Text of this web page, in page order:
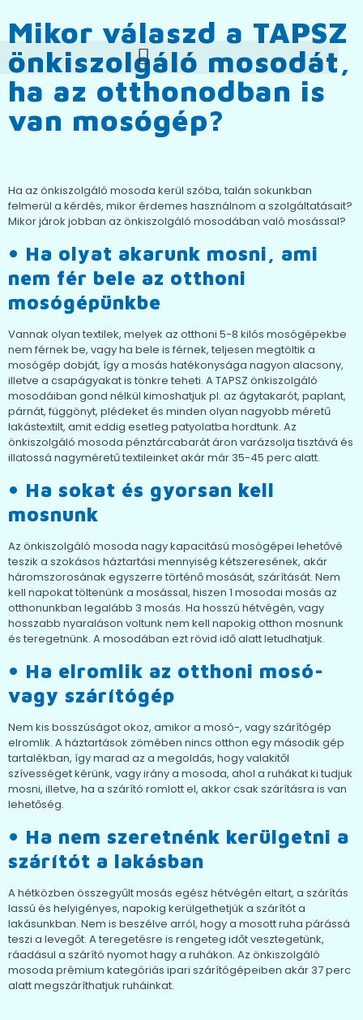
Mikor válaszd a TAPSZ
önkiszolgáló mosodát,
ha az otthonodban is
van mosógép?
Ha az önkiszolgáló mosoda kerül szóba, talán sokunkban
felmerül a kérdés, mikor érdemes használnom a szolgáltatásait?
Mikor járok jobban az önkiszolgáló mosodában való mosással?
• Ha olyat akarunk mosni, ami
nem fér bele az otthoni
mosógépünkbe
Vannak olyan textilek, melyek az otthoni 5-8 kilós mosógépekbe
nem férnek be, vagy ha bele is férnek, teljesen megtöltik a
mosógép dobját, így a mosás hatékonysága nagyon alacsony,
illetve a csapágyakat is tönkre teheti. A TAPSZ önkiszolgáló
mosodáiban gond nélkül kimoshatjuk pl. az ágytakarót, paplant,
párnát, függönyt, plédeket és minden olyan nagyobb méretű
lakástextilt, amit eddig esetleg patyolatba hordtunk. Az
önkiszolgáló mosoda pénztárcabarát áron varázsolja tisztává és
illatossá nagyméretű textileinket akár már 35-45 perc alatt.
• Ha sokat és gyorsan kell
mosnunk
Az önkiszolgáló mosoda nagy kapacitású mosógépei lehetővé
teszik a szokásos háztartási mennyiség kétszeresének, akár
háromszorosának egyszerre történő mosását, szárítását. Nem
kell napokat töltenünk a mosással, hiszen 1 mosodai mosás az
otthonunkban legalább 3 mosás. Ha hosszú hétvégén, vagy
hosszabb nyaraláson voltunk nem kell napokig otthon mosnunk
és teregetnünk. A mosodában ezt rövid idő alatt letudhatjuk.
• Ha elromlik az otthoni mosó-
vagy szárítógép
Nem kis bosszúságot okoz, amikor a mosó-, vagy szárítógép
elromlik. A háztartások zömében nincs otthon egy második gép
tartalékban, így marad az a megoldás, hogy valakitől
szívességet kérünk, vagy irány a mosoda, ahol a ruhákat ki tudjuk
mosni, illetve, ha a szárító romlott el, akkor csak szárításra is van
lehetőség.
• Ha nem szeretnénk kerülgetni a
szárítót a lakásban
A hétközben összegyűlt mosás egész hétvégén eltart, a szárítás
lassú és helyigényes, napokig kerülgethetjük a szárítót a
lakásunkban. Nem is beszélve arról, hogy a mosott ruha párássá
teszi a levegőt. A teregetésre is rengeteg időt vesztegetünk,
ráadásul a szárító nyomot hagy a ruhákon. Az önkiszolgáló
mosoda prémium kategóriás ipari szárítógépeiben akár 37 perc
alatt megszáríthatjuk ruháinkat.